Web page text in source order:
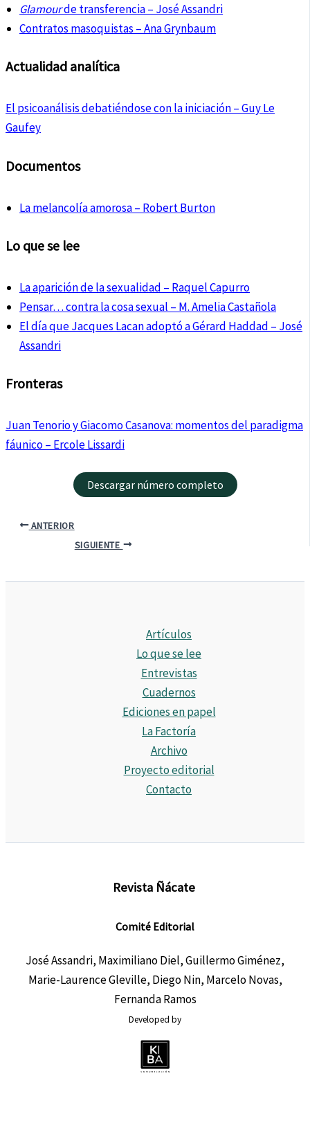
Glamourde transferencia – José Assandri
Contratos masoquistas – Ana Grynbaum
Actualidad analítica
El psicoanálisis debatiéndose con la iniciación – Guy Le
Gaufey
Documentos
La melancolía amorosa – Robert Burton
Lo que se lee
La aparición de la sexualidad – Raquel Capurro
Pensar… contra la cosa sexual – M. Amelia Castañola
El día que Jacques Lacan adoptó a Gérard Haddad – José
Assandri
Fronteras
Juan Tenorio y Giacomo Casanova: momentos del paradigma
fáunico – Ercole Lissardi
Descargar número completo
ANTERIOR
SIGUIENTE
Artículos
Lo que se lee
Entrevistas
Cuadernos
Ediciones en papel
La Factoría
Archivo
Proyecto editorial
Contacto
Revista Ñácate
Comité Editorial
José Assandri, Maximiliano Diel, Guillermo Giménez,
Marie-Laurence Gleville, Diego Nin, Marcelo Novas,
Fernanda Ramos
Developed by